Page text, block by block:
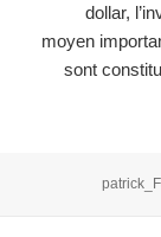
dollar,
moyen
sont